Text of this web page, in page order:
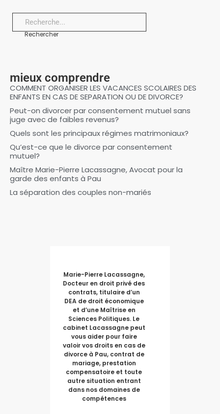
Rechercher
mieux comprendre
COMMENT ORGANISER LES VACANCES SCOLAIRES DES
ENFANTS EN CAS DE SEPARATION OU DE DIVORCE?
Peut-on divorcer par consentement mutuel sans
juge avec de faibles revenus?
Quels sont les principaux régimes matrimoniaux?
Qu’est-ce que le divorce par consentement
mutuel?
Maître Marie-Pierre Lacassagne, Avocat pour la
garde des enfants à Pau
La séparation des couples non-mariés
Marie-Pierre Lacassagne,
Docteur en droit privé des
contrats, titulaire d’un
DEA de droit économique
et d’une Maîtrise en
Sciences Politiques. Le
cabinet Lacassagne peut
vous aider pour faire
valoir vos droits en cas de
divorce à Pau, contrat de
mariage, prestation
compensatoire et toute
autre situation entrant
dans nos domaines de
compétences